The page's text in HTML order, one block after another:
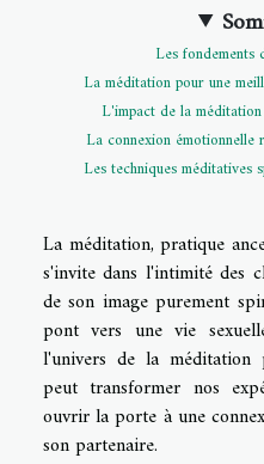
Les fondements
La méditation pour une
L'impact de la
La connexion
Les techniques méditatives
La méditation, pratique
s'invite dans l'intimité des
de son image purement
pont vers une vie
l'univers de la
peut transformer nos
ouvrir la porte à une
son partenaire.